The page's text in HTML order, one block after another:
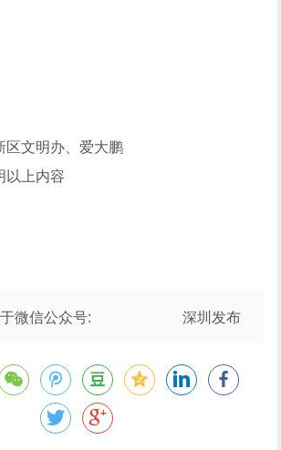
区文明办、爱大鹏
以上内容
源于微信公众号: 深圳发布